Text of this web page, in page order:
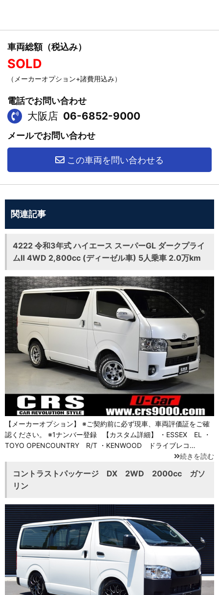
車両総額（税込み）
SOLD
（メーカーオプション+諸費用込み）
電話でお問い合わせ
大阪店 06-6852-9000
メールでお問い合わせ
この車両を問い合わせる
関連記事
4222 令和3年式 ハイエース スーパーGL ダークプライ
ムⅡ 4WD 2,800cc (ディーゼル車) 5人乗車 2.0万km
【メーカーオプション】 ※ご契約前に必ず現車、車両評価証をご確
認ください。 ※1ナンバー登録 【カスタム詳細】 ・ESSEX EL ・
TOYO OPENCOUNTRY R/T ・KENWOOD ドライブレコ…
続きを読む
コントラストパッケージ DX 2WD 2000cc ガソ
リン